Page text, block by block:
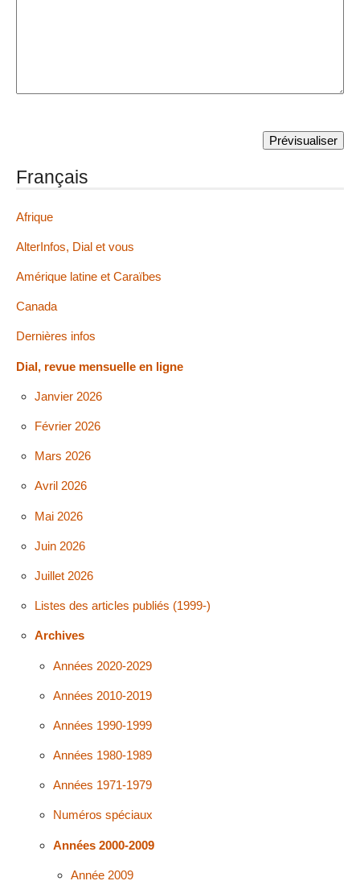
Français
Afrique
AlterInfos, Dial et vous
Amérique latine et Caraïbes
Canada
Dernières infos
Dial, revue mensuelle en ligne
Janvier 2026
Février 2026
Mars 2026
Avril 2026
Mai 2026
Juin 2026
Juillet 2026
Listes des articles publiés (1999-)
Archives
Années 2020-2029
Années 2010-2019
Années 1990-1999
Années 1980-1989
Années 1971-1979
Numéros spéciaux
Années 2000-2009
Année 2009